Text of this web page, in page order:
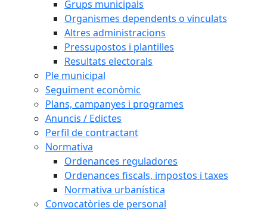
Grups municipals
Organismes dependents o vinculats
Altres administracions
Pressupostos i plantilles
Resultats electorals
Ple municipal
Seguiment econòmic
Plans, campanyes i programes
Anuncis / Edictes
Perfil de contractant
Normativa
Ordenances reguladores
Ordenances fiscals, impostos i taxes
Normativa urbanística
Convocatòries de personal